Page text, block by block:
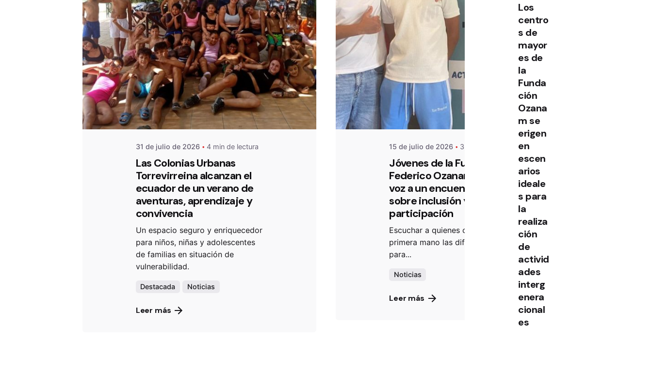
Los
centro
s de
mayor
es de
la
Funda
ción
Ozana
m se
erigen
en
escen
arios
ideale
s para
la
realiza
ción
de
activid
ades
interg
enera
cional
es
De
OZANAM
31 de julio de 2026 4 min de lectura
Las Colonias Urbanas
Torrevirreina alcanzan el
ecuador de un verano de
aventuras, aprendizaje y
convivencia
Un espacio seguro y enriquecedor
para niños, niñas y adolescentes
de familias en situación de
vulnerabilidad.
Destacada Noticias
Leer más
OZANAM
15 de julio de 2026 3 min de lectura
Jóvenes de la Fundación
Federico Ozanam llevan su
voz a un encuentro estatal
sobre inclusión y
participación
Escuchar a quienes conocen de
primera mano las dificultades
para...
Noticias
Leer más